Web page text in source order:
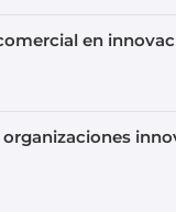
en
organizaciones